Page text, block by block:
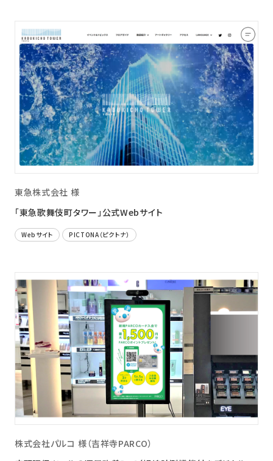
東急株式会社 様
「東急歌舞伎町タワー」公式Webサイト
Webサイト PICTONA（ピクトナ）
株式会社パルコ 様（吉祥寺PARCO）